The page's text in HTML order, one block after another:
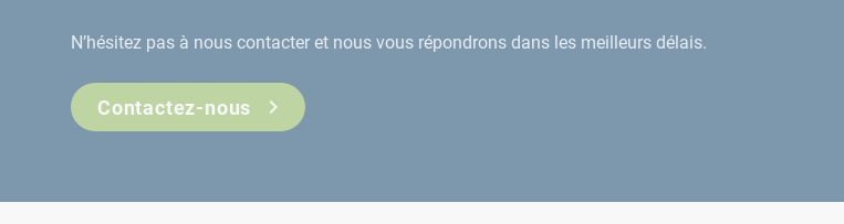
N’hésitez pas à nous contacter et nous vous répondrons dans les meilleurs délais.
Contactez-nous